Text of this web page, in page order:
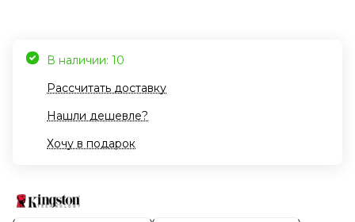
В наличии: 10
Рассчитать доставку
Нашли дешевле?
Хочу в подарок